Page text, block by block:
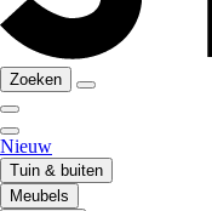
Zoeken
Nieuw
Tuin & buiten
Meubels